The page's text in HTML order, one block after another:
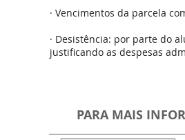
· Vencimentos da parcela
· Desistência: por parte do
justificando as despesas
PARA MAIS